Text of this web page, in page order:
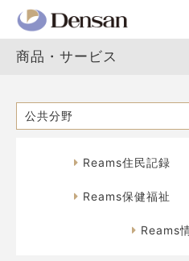
商品・サービス
公共分野
Reams住民記録
Reams保健福祉
Reams